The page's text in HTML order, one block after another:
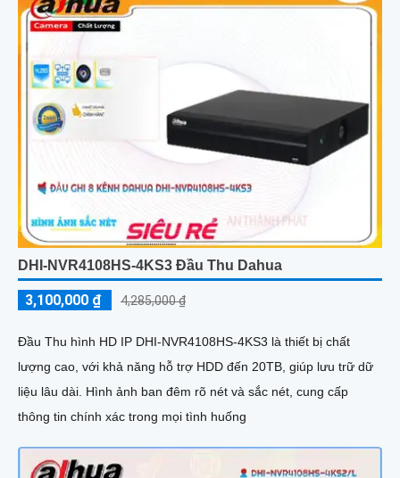
DHI-NVR4108HS-4KS3 Đầu Thu Dahua
3,100,000 ₫ 4,285,000 ₫
Đầu Thu hình HD IP DHI-NVR4108HS-4KS3 là thiết bị chất
lượng cao, với khả năng hỗ trợ HDD đến 20TB, giúp lưu trữ dữ
liệu lâu dài. Hình ảnh ban đêm rõ nét và sắc nét, cung cấp
thông tin chính xác trong mọi tình huống